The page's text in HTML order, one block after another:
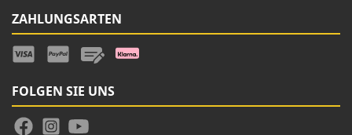
ZAHLUNGSARTEN
FOLGEN SIE UNS